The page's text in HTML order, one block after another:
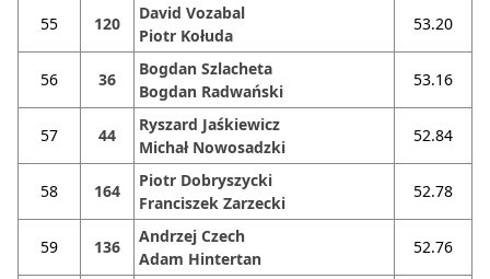
55 120
David Vozabal
Piotr Kołuda
53.20
56 36
Bogdan Szlacheta
Bogdan Radwański
53.16
57 44
Ryszard Jaśkiewicz
Michał Nowosadzki
52.84
58 164
Piotr Dobryszycki
Franciszek Zarzecki
52.78
59 136
Andrzej Czech
Adam Hintertan
52.76